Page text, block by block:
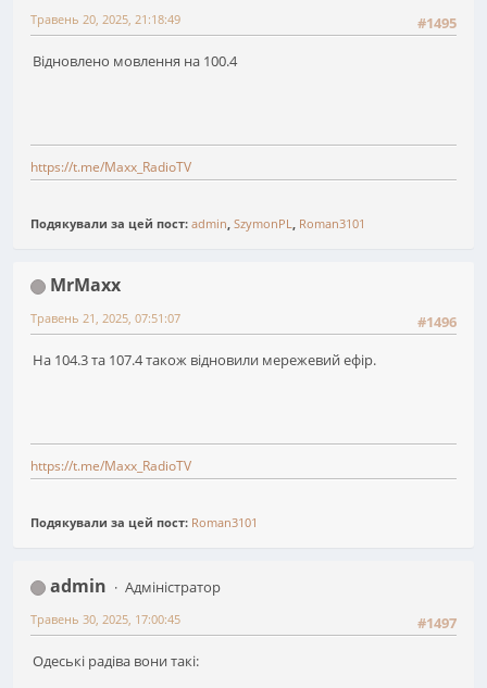
#1495
Травень 20, 2025, 21:18:49
Відновлено мовлення на 100.4
https://t.me/Maxx_RadioTV
Подякували за цей пост: admin, SzymonPL, Roman3101
MrMaxx
#1496
Травень 21, 2025, 07:51:07
На 104.3 та 107.4 також відновили мережевий ефір.
https://t.me/Maxx_RadioTV
Подякували за цей пост: Roman3101
admin
Адміністратор
#1497
Травень 30, 2025, 17:00:45
Одеські радіва вони такі: